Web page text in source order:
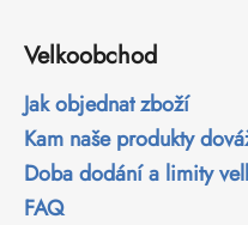
Velkoobchod
Jak objednat zboží
Kam naše produkty
Doba dodání a limity
FAQ